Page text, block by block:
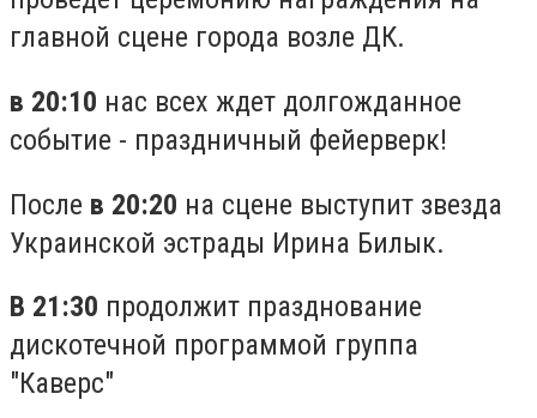
главной сцене города возле ДК.
в 20:10 нас всех ждет долгожданное
событие - праздничный фейерверк!
После в 20:20 на сцене выступит звезда
Украинской эстрады Ирина Билык.
В 21:30 продолжит празднование
дискотечной программой группа
"Каверс"